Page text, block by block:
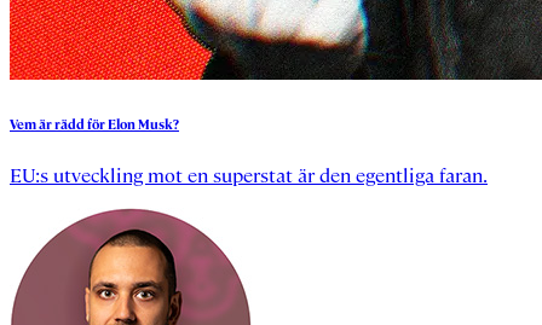
Vemärrädd förElonMusk?
EU:s utveckling mot en superstat är den egentliga faran.